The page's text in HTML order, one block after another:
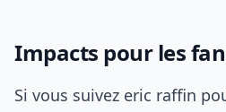
Impacts pour les
Si vous suivez eric raffin